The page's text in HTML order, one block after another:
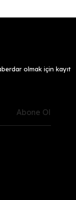
olmak için kayıt
Abone Ol